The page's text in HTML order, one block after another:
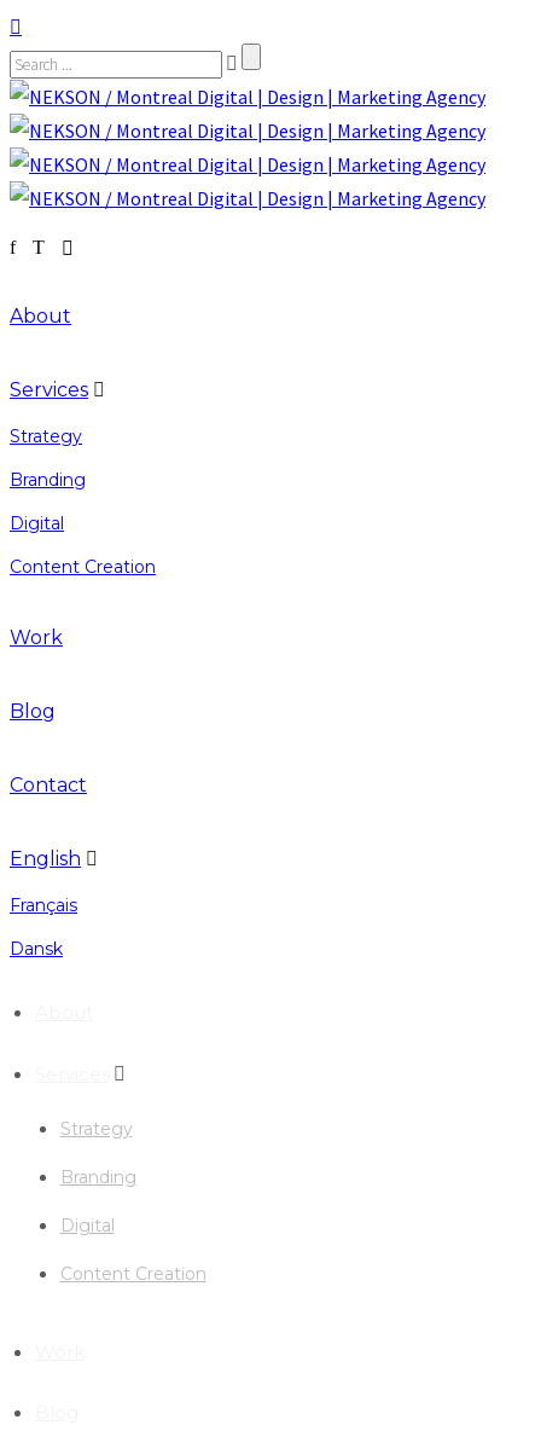
About
Services
Strategy
Branding
Digital
Content Creation
Work
Blog
Contact
English
Français
Dansk
Strategy
Branding
Digital
Content Creation